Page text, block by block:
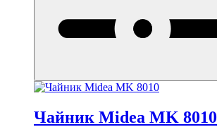
Чайник Midea MK 8010